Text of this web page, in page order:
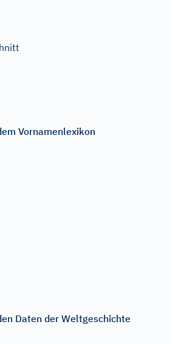
Vornamenlexikon
Daten der Weltgeschichte